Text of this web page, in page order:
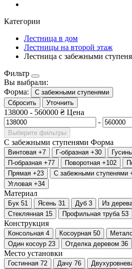
Категории
Лестница в дом
Лестницы на второй этаж
Лестница с забежными
Фильтр
Вы выбрали:
Форма:
С забежными ступенями
Сбросить
Уточнить
138000 - 560000 ₴ Цена
-
Выберите фильтры
С забежными ступенями Форма
Винтовая +7 Г-образная +30
П-образная +77 Поворотная +102
Прямая +23 С забежными ступенями
Угловая +34
Материал
Бук 51 Ясень 31 Дуб 3 Из
Стеклянная 15 Профильная труба 53
Конструкция
Консольная 4 Косоурная 50
Один косоур 23 Отделка деревом 36
Место установки
Гостинная 72 Дачу 76